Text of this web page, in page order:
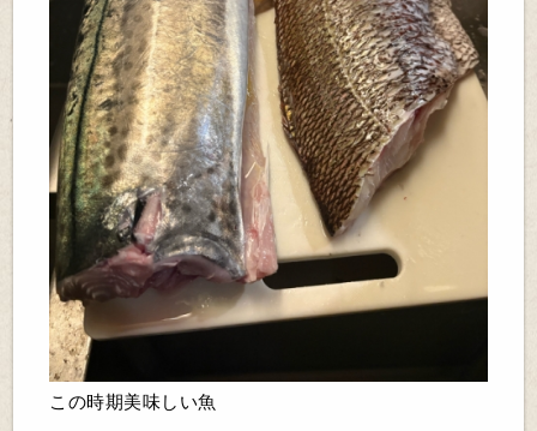
この時期美味しい魚